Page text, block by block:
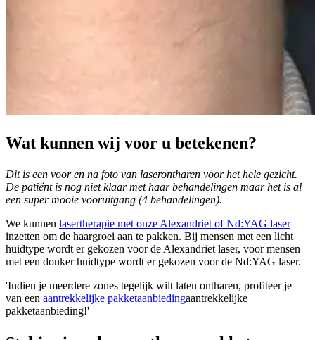
Wat kunnen wij voor u betekenen?
Dit is een voor en na foto van laserontharen voor het hele gezicht.
De patiënt is nog niet klaar met haar behandelingen maar het is al
een super mooie vooruitgang (4 behandelingen).
We kunnen lasertherapie met onze Alexandriet of Nd:YAG laser
inzetten om de haargroei aan te pakken. Bij mensen met een licht
huidtype wordt er gekozen voor de Alexandriet laser, voor mensen
met een donker huidtype wordt er gekozen voor de Nd:YAG laser.
'Indien je meerdere zones tegelijk wilt laten ontharen, profiteer je
van een aantrekkelijke pakketaanbiedingaantrekkelijke
pakketaanbieding!'